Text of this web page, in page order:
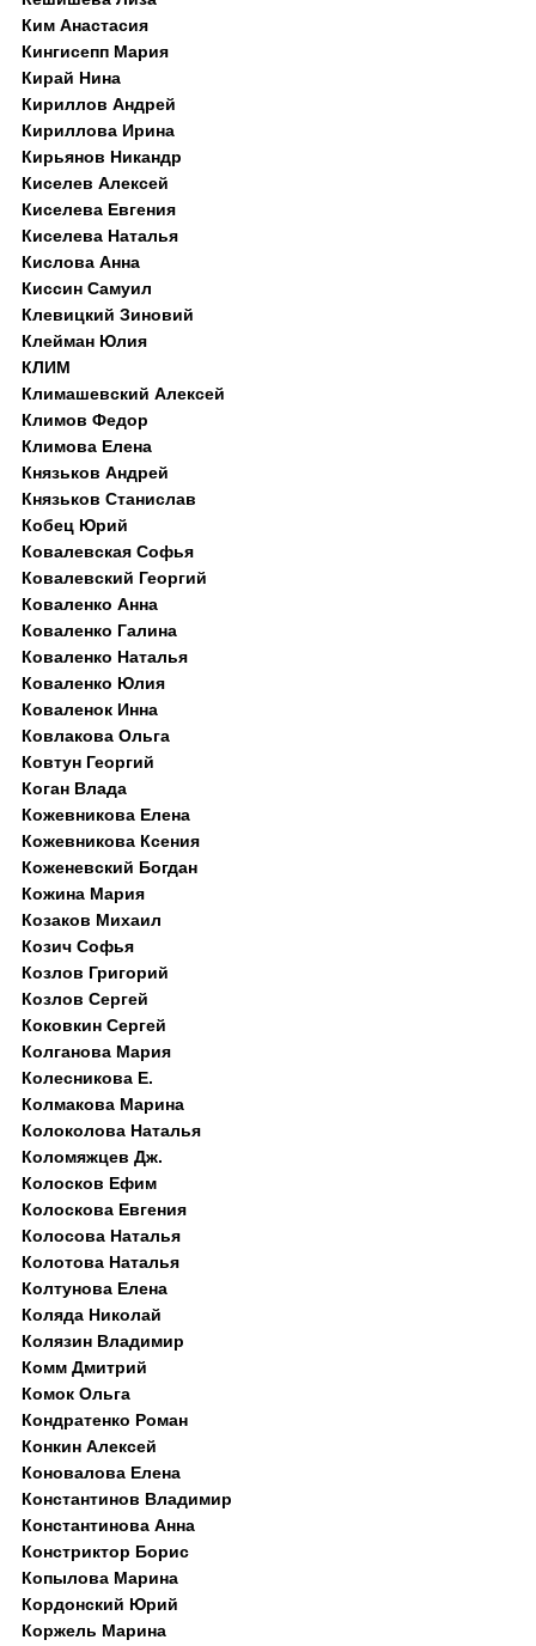
Ким Анастасия
Кингисепп Мария
Кирай Нина
Кириллов Андрей
Кириллова Ирина
Кирьянов Никандр
Киселев Алексей
Киселева Евгения
Киселева Наталья
Кислова Анна
Киссин Самуил
Клевицкий Зиновий
Клейман Юлия
КЛИМ
Климашевский Алексей
Климов Федор
Климова Елена
Князьков Андрей
Князьков Станислав
Кобец Юрий
Ковалевская Софья
Ковалевский Георгий
Коваленко Анна
Коваленко Галина
Коваленко Наталья
Коваленко Юлия
Коваленок Инна
Ковлакова Ольга
Ковтун Георгий
Коган Влада
Кожевникова Елена
Кожевникова Ксения
Коженевский Богдан
Кожина Мария
Козаков Михаил
Козич Софья
Козлов Григорий
Козлов Сергей
Коковкин Сергей
Колганова Мария
Колесникова Е.
Колмакова Марина
Колоколова Наталья
Коломяжцев Дж.
Колосков Ефим
Колоскова Евгения
Колосова Наталья
Колотова Наталья
Колтунова Елена
Коляда Николай
Колязин Владимир
Комм Дмитрий
Комок Ольга
Кондратенко Роман
Конкин Алексей
Коновалова Елена
Константинов Владимир
Константинова Анна
Констриктор Борис
Копылова Марина
Кордонский Юрий
Коржель Марина